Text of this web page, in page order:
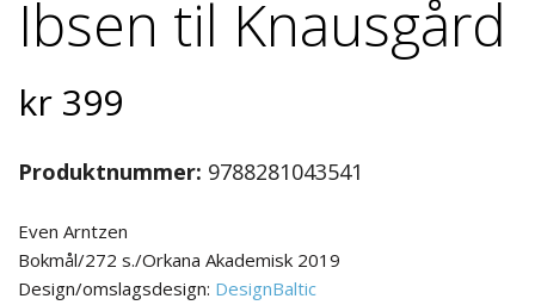
Ibsen til Knausgård
kr 399
Produktnummer: 9788281043541
Even Arntzen
Bokmål/272 s./Orkana Akademisk 2019
Design/omslagsdesign: DesignBaltic